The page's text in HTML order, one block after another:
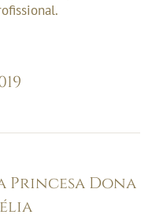
Princesa Dona